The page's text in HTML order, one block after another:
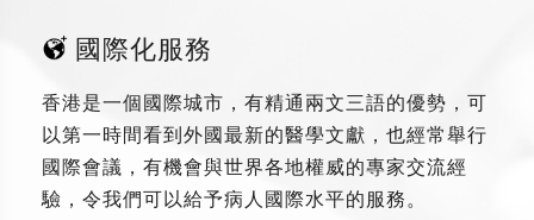
國際化服務
香港是一個國際城市，有精通兩文三語的優勢，可
以第一時間看到外國最新的醫學文獻，也經常舉行
國際會議，有機會與世界各地權威的專家交流經
驗，令我們可以給予病人國際水平的服務。